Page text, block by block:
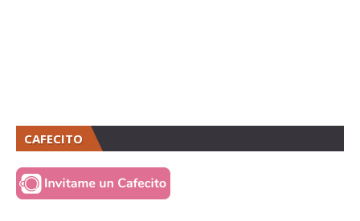
CAFECITO